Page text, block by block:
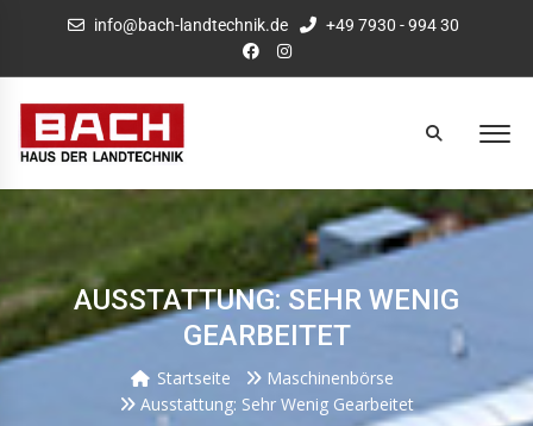
info@bach-landtechnik.de +49 7930 - 994 30
AUSSTATTUNG: SEHR WENIG
GEARBEITET
Startseite
Maschinenbörse
Ausstattung: Sehr Wenig Gearbeitet